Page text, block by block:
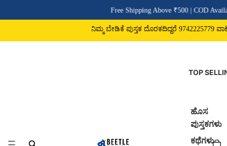
Free Shipping Above ₹500 | COD
ನಿಮ್ಮ ಬೇಡಿಕೆ ಪುಸ್ತಕ ದೊರಕದಿದ್ದರೆ 9742225779
TOP
ಹೊಸ
ಪುಸ್ತಕಗಳು
ಕಥೆಗಳು